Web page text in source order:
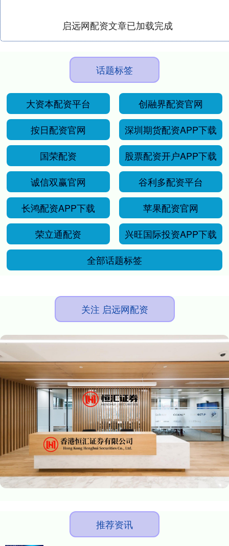
启远网配资文章已加载完成
话题标签
大资本配资平台
创融界配资官网
按日配资官网
深圳期货配资APP下载
国荣配资
股票配资开户APP下载
诚信双赢官网
谷利多配资平台
长鸿配资APP下载
苹果配资官网
荣立通配资
兴旺国际投资APP下载
全部话题标签
关注 启远网配资
推荐资讯